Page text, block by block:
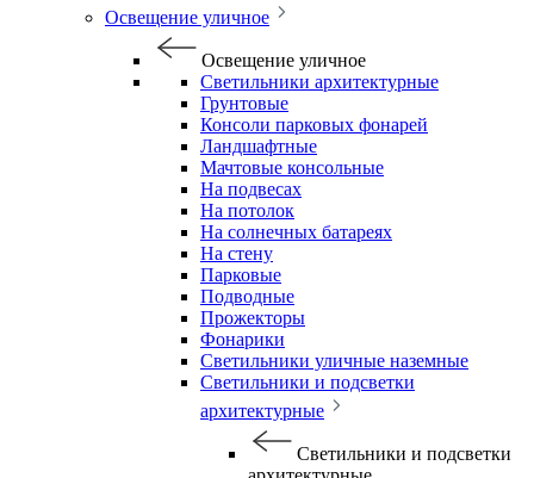
Освещение уличное
Освещение уличное
Светильники архитектурные
Грунтовые
Консоли парковых фонарей
Ландшафтные
Мачтовые консольные
На подвесах
На потолок
На солнечных батареях
На стену
Парковые
Подводные
Прожекторы
Фонарики
Светильники уличные наземные
Светильники и подсветки
архитектурные
Светильники и подсветки